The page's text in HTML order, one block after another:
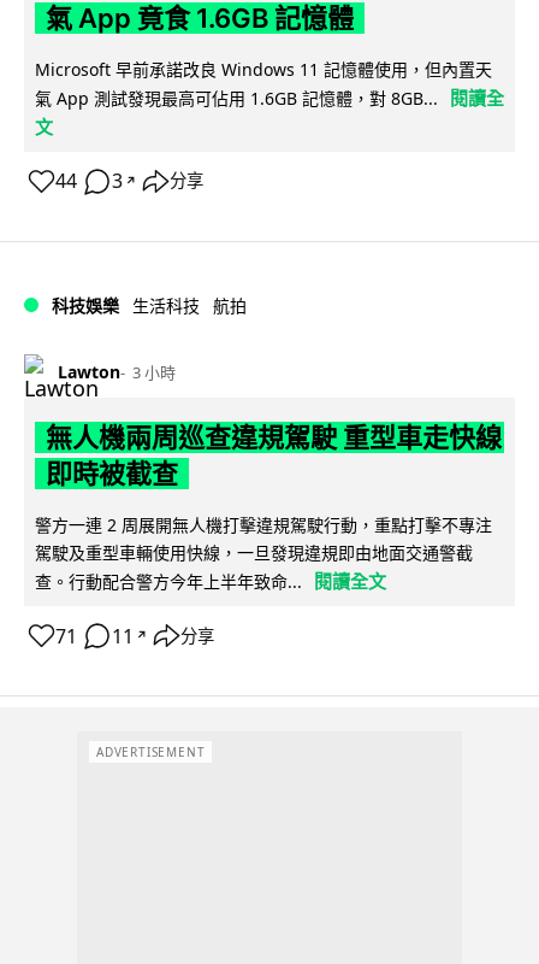
氣 App 竟食 1.6GB 記憶體
Microsoft 早前承諾改良 Windows 11 記憶體使用，但內置天
氣 App 測試發現最高可佔用 1.6GB 記憶體，對 8GB...
閱讀全
文
44 3 ↗ 分享
科技娛樂 生活科技 航拍
Lawton 3 小時
無人機兩周巡查違規駕駛 重型車走快線
即時被截查
警方一連 2 周展開無人機打擊違規駕駛行動，重點打擊不專注
駕駛及重型車輛使用快線，一旦發現違規即由地面交通警截
查。行動配合警方今年上半年致命...
閱讀全文
71 11 ↗ 分享
ADVERTISEMENT